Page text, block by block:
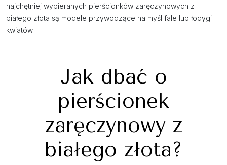
najchętniej wybieranych pierścionków zaręczynowych z
białego złota są modele przywodzące na myśl fale lub łodygi
kwiatów.
Jak dbać o
pierścionek
zaręczynowy z
białego złota?